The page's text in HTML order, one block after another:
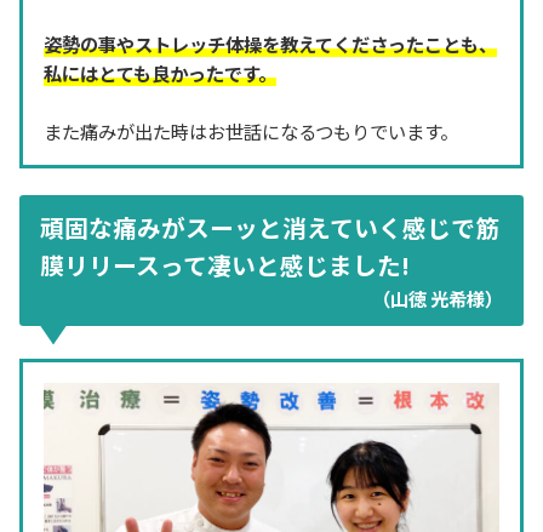
姿勢の事やストレッチ体操を教えてくださったことも、
私にはとても良かったです。
また痛みが出た時はお世話になるつもりでいます。
頑固な痛みがスーッと消えていく感じで筋
膜リリースって凄いと感じました!
（山徳 光希様）